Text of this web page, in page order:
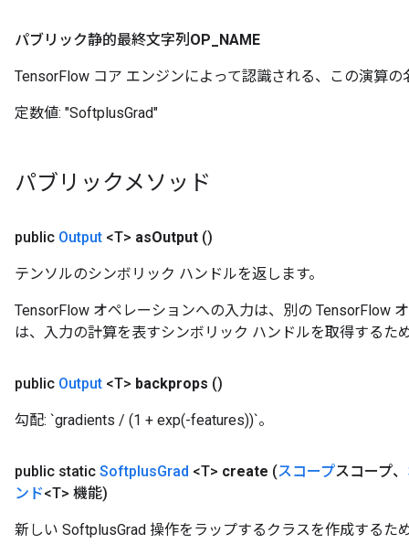
パブリック静的最終文字列OP NAME
TensorFlow コア エンジンによって認識される、この演算の
定数値: "SoftplusGrad"
パブリックメソッド
public Output <T> asOutput ()
テンソルのシンボリック ハンドルを返します。
TensorFlow オペレーションへの入力は、別の TensorFlow
は、入力の計算を表すシンボリック ハンドルを取得するた
public Output <T> backprops ()
勾配: `gradients / (1 + exp(-features))`。
public static SoftplusGrad <T> create (スコープスコープ、
ンド<T> 機能)
新しい SoftplusGrad 操作をラップするクラスを作成するた